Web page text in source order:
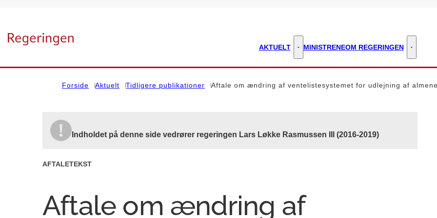
AKTUELT Aktuelt - Flere links
MINISTRENEOM REGERINGEN Om
Forside Aktuelt Tidligere publikationer Aftale om ændring af ventelistesystemet for udlejning af
Indholdet på denne side vedrører regeringen Lars Løkke Rasmussen III (2016-2019)
AFTALETEKST
Aftale om ændring af